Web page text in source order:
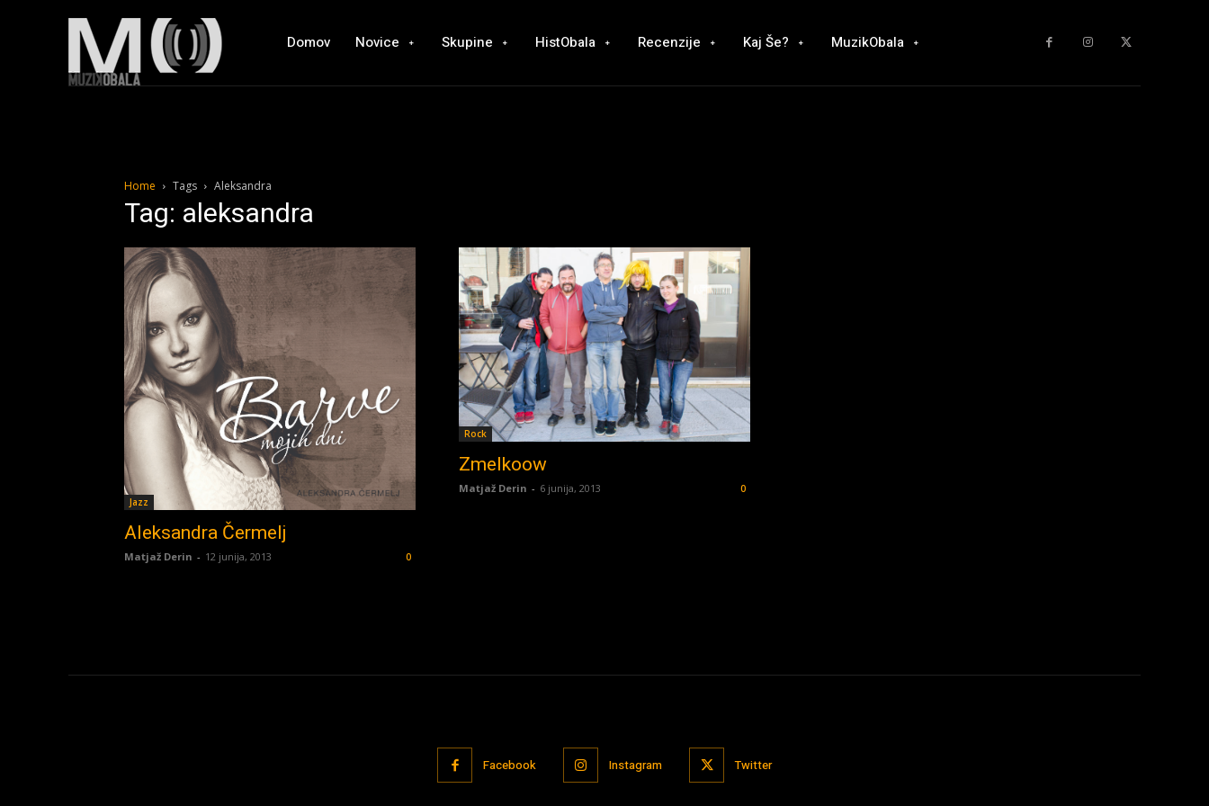
Domov Novice Skupine HistObala Recenzije Kaj Še? MuzikObala
Home Tags Aleksandra
Tag: aleksandra
Jazz
Aleksandra Čermelj
Matjaž Derin - 12 junija, 2013 0
Rock
Zmelkoow
Matjaž Derin - 6 junija, 2013 0
Facebook Instagram Twitter